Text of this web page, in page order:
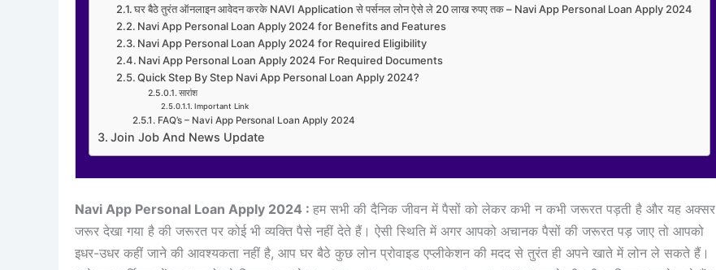
घर बैठे तुरंत ऑनलाइन आवेदन करके NAVI Application से पर्सनल लोन ऐसे ले 20 लाख रुपए तक – Navi App Personal Loan Apply 2024
Navi App Personal Loan Apply 2024 for Benefits and Features
Navi App Personal Loan Apply 2024 for Required Eligibility
Navi App Personal Loan Apply 2024 For Required Documents
Quick Step By Step Navi App Personal Loan Apply 2024?
सारांश
Important Link
FAQ’s – Navi App Personal Loan Apply 2024
Join Job And News Update
Navi App Personal Loan Apply 2024 : हम सभी की दैनिक जीवन में पैसों को लेकर कभी न कभी जरूरत पड़ती है और यह अक्सर
जरूर देखा गया है की जरूरत पर कोई भी व्यक्ति पैसे नहीं देते हैं। ऐसी स्थिति में अगर आपको अचानक पैसों की जरूरत पड़ जाए तो आपको
इधर-उधर कहीं जाने की आवश्यकता नहीं है, आप घर बैठे कुछ लोन प्रोवाइड एप्लीकेशन की मदद से तुरंत ही अपने खाते में लोन ले सकते हैं।